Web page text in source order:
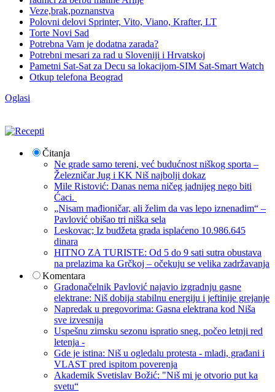
Veze,brak,poznanstva
Polovni delovi Sprinter, Vito, Viano, Krafter, LT
Torte Novi Sad
Potrebna Vam je dodatna zarada?
Potrebni mesari za rad u Sloveniji i Hrvatskoj
Pametni Sat-Sat za Decu sa lokacijom-SIM Sat-Smart Watch
Otkup telefona Beograd
Oglasi
Čitanja
Ne grade samo tereni, već budućnost niškog sporta –
Železničar Jug i KK Niš najbolji dokaz
Mile Ristović: Danas nema ničeg jadnijeg nego biti
Ćaci.
„Nisam mađioničar, ali želim da vas lepo iznenadim“ –
Pavlović obišao tri niška sela
Leskovac; Iz budžeta grada isplaćeno 10.986.645
dinara
HITNO ZA TURISTE: Od 5 do 9 sati sutra obustava
na prelazima ka Grčkoj – očekuju se velika zadržavanja
Komentara
Gradonačelnik Pavlović najavio izgradnju gasne
elektrane: Niš dobija stabilnu energiju i jeftinije grejanje
Napredak u pregovorima: Gasna elektrana kod Niša
sve izvesnija
Uspešnu zimsku sezonu ispratio sneg, počeo letnji red
letenja -
Gde je istina: Niš u ogledalu protesta - mladi, građani i
VLAST pred ispitom poverenja
Akademik Svetislav Božić: "Niš mi je otvorio put ka
svetu“